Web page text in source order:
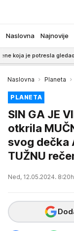
Naslovna Najnovije
je potresla gledaoce
Naslovna Planeta
PLANETA
SIN GA JE
otkrila
svog dečka
TUŽNU
Ned, 12.05.2024. 8:20h